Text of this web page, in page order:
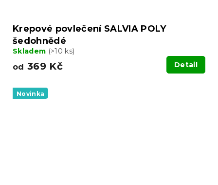
Krepové povlečení SALVIA POLY
šedohnědé
Skladem (>10 ks)
od 369 Kč Detail
Novinka